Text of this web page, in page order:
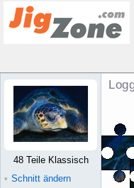
48 Teile Klassisch
• Schnitt ändern